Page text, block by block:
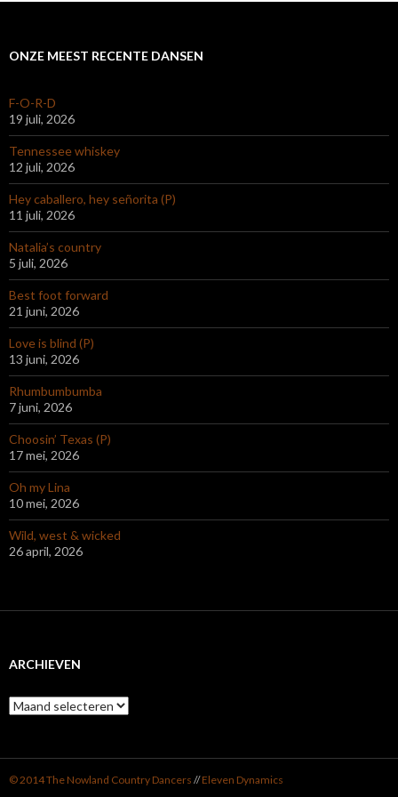
ONZE MEEST RECENTE DANSEN
F-O-R-D
19 juli, 2026
Tennessee whiskey
12 juli, 2026
Hey caballero, hey señorita (P)
11 juli, 2026
Natalia’s country
5 juli, 2026
Best foot forward
21 juni, 2026
Love is blind (P)
13 juni, 2026
Rhumbumbumba
7 juni, 2026
Choosin’ Texas (P)
17 mei, 2026
Oh my Lina
10 mei, 2026
Wild, west & wicked
26 april, 2026
ARCHIEVEN
Archieven
© 2014 The Nowland Country Dancers //Eleven Dynamics